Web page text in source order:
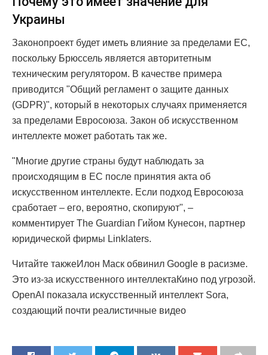
Украины
Законопроект будет иметь влияние за пределами ЕС,
поскольку Брюссель является авторитетным
техническим регулятором. В качестве примера
приводится "Общий регламент о защите данных
(GDPR)", который в некоторых случаях применяется
за пределами Евросоюза. Закон об искусственном
интеллекте может работать так же.
"Многие другие страны будут наблюдать за
происходящим в ЕС после принятия акта об
искусственном интеллекте. Если подход Евросоюза
сработает – его, вероятно, скопируют", –
комментирует The Guardian Гийом Кунесон, партнер
юридической фирмы Linklaters.
Читайте такжеИлон Маск обвинил Google в расизме.
Это из-за искусственного интеллектаКино под угрозой.
OpenAI показала искусственный интеллект Sora,
создающий почти реалистичные видео